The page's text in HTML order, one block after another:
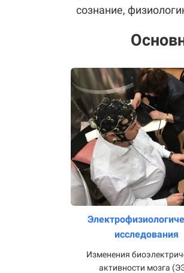
сознание,
исследования
Изменения
активности мозга